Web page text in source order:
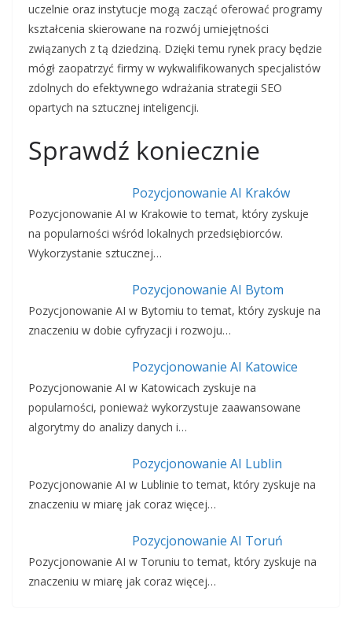
uczelnie oraz instytucje mogą zacząć oferować programy
kształcenia skierowane na rozwój umiejętności
związanych z tą dziedziną. Dzięki temu rynek pracy będzie
mógł zaopatrzyć firmy w wykwalifikowanych specjalistów
zdolnych do efektywnego wdrażania strategii SEO
opartych na sztucznej inteligencji.
Sprawdź koniecznie
Pozycjonowanie AI Kraków
Pozycjonowanie AI w Krakowie to temat, który zyskuje
na popularności wśród lokalnych przedsiębiorców.
Wykorzystanie sztucznej…
Pozycjonowanie AI Bytom
Pozycjonowanie AI w Bytomiu to temat, który zyskuje na
znaczeniu w dobie cyfryzacji i rozwoju…
Pozycjonowanie AI Katowice
Pozycjonowanie AI w Katowicach zyskuje na
popularności, ponieważ wykorzystuje zaawansowane
algorytmy do analizy danych i…
Pozycjonowanie AI Lublin
Pozycjonowanie AI w Lublinie to temat, który zyskuje na
znaczeniu w miarę jak coraz więcej…
Pozycjonowanie AI Toruń
Pozycjonowanie AI w Toruniu to temat, który zyskuje na
znaczeniu w miarę jak coraz więcej…